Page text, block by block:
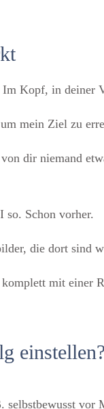
Kopf, in deiner
mein Ziel zu
dir niemand
so. Schon vorher.
die dort sind
mit einer
einstellen?
vor